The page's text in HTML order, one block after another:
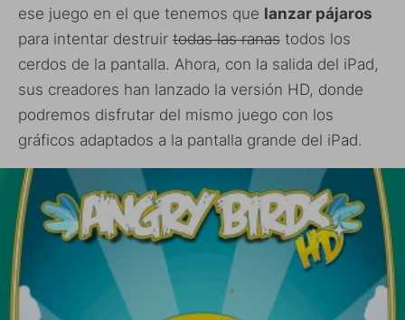
ese juego en el que tenemos que lanzar pájaros
para intentar destruir todas las ranas todos los
cerdos de la pantalla. Ahora, con la salida del iPad,
sus creadores han lanzado la versión HD, donde
podremos disfrutar del mismo juego con los
gráficos adaptados a la pantalla grande del iPad.